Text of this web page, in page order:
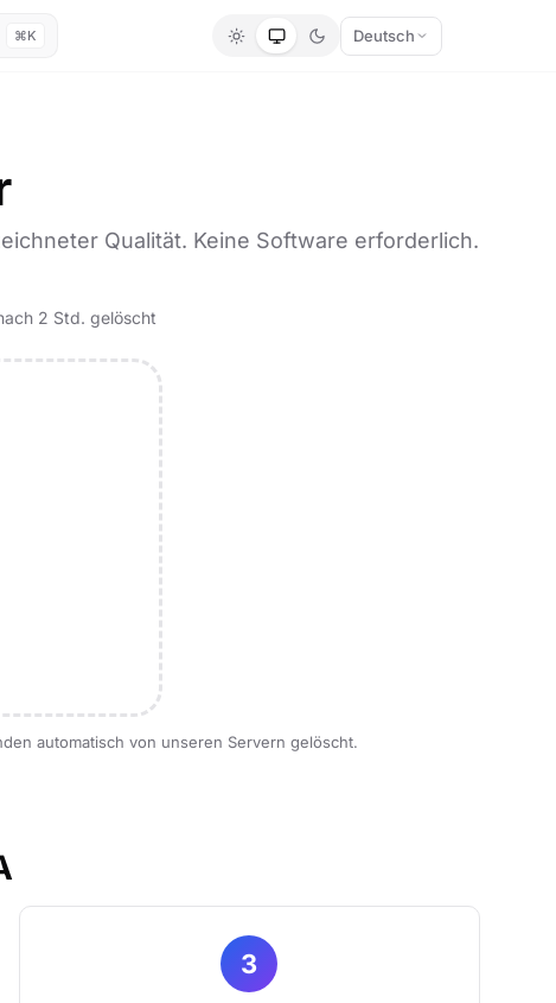
⌘K Deutsch
Qualität. Keine Software erforderlich.
2 Std. gelöscht
automatisch von unseren Servern gelöscht.
3